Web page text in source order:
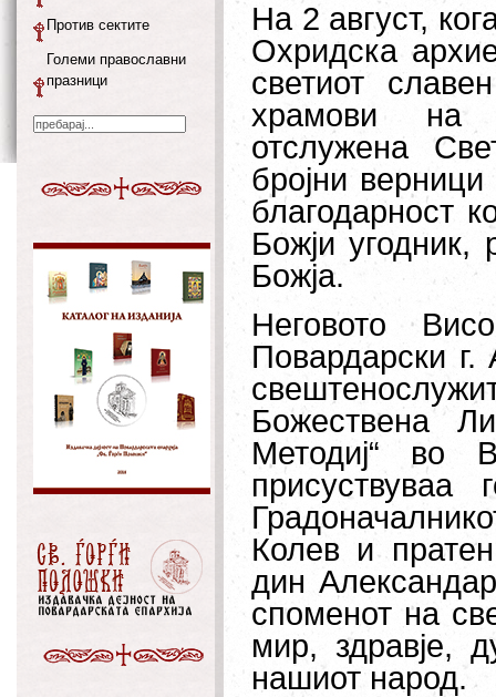
На 2 август,
Охридска
светиот
храмови на
отслужена
бројни верници
благодарност
Божји угодник,
Божја.
Неговото
Повардарски г.
Божествена
Методиј“ во
Колев и
дин
споменот на
мир, здравје,
нашиот народ.
Против сектите
Големи православни
празници